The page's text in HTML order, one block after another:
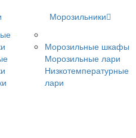
Морозильники
Морозильные шкафы
Морозильные лари
Низкотемпературные
лари